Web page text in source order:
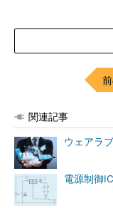
関連記事
ウェアラ
電源制御